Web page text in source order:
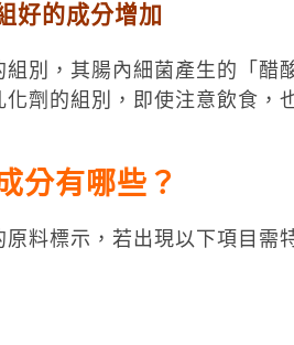
好的成分增加
別，其腸內細菌產生的「醋
劑的組別，即使注意飲食，
分有哪些？
料標示，若出現以下項目需